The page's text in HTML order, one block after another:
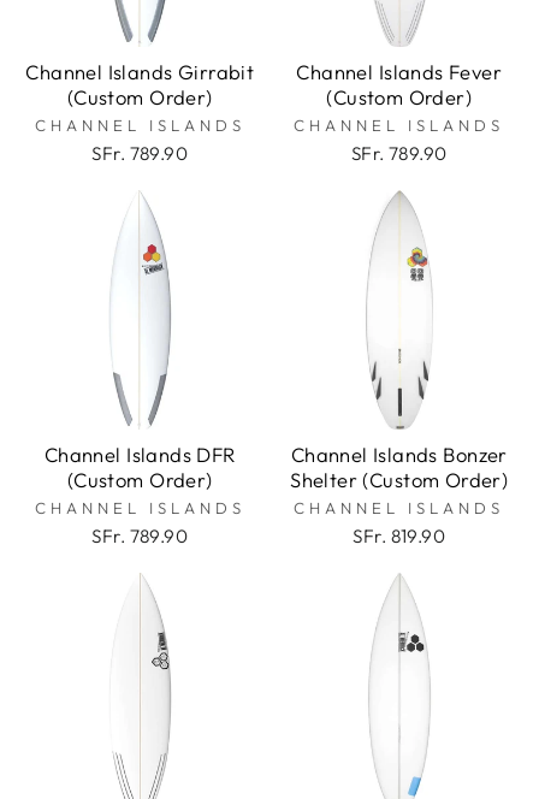
Channel Islands Girrabit
(Custom Order)
CHANNEL ISLANDS
SFr. 789.90
Channel Islands Fever
(Custom Order)
CHANNEL ISLANDS
SFr. 789.90
Channel Islands DFR
(Custom Order)
CHANNEL ISLANDS
SFr. 789.90
Channel Islands Bonzer
Shelter (Custom Order)
CHANNEL ISLANDS
SFr. 819.90